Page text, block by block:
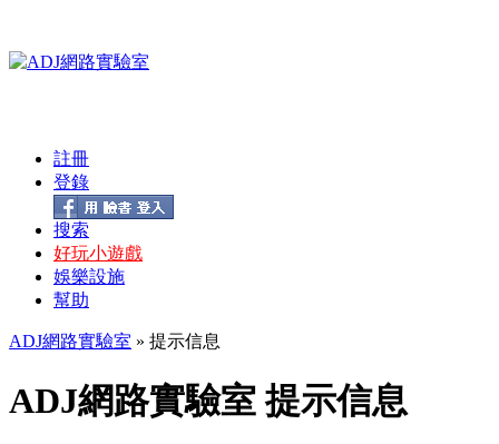
註冊
登錄
搜索
好玩小遊戲
娛樂設施
幫助
ADJ網路實驗室 » 提示信息
ADJ網路實驗室 提示信息